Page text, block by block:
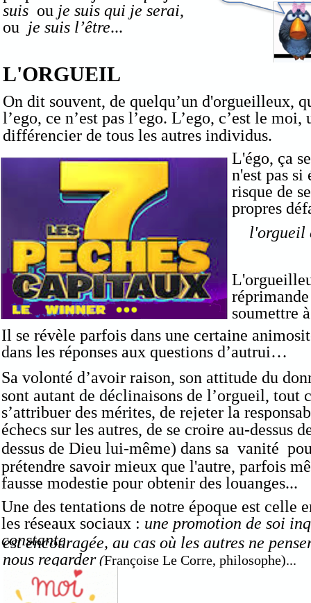
suis ou je suis qui je serai,
ou je suis l’être...
est encouragée, au cas où les autres ne
nous regarder(Françoise Le Corre, philosophe)...
L'ORGUEIL
On dit souvent, de quelqu’un d'orgueilleux,
l’ego, ce n’est pas l’ego. L’ego, c’est le
différencier de tous les autres individus.
Il se révèle parfois dans une certaine
dans les réponses aux questions d’autrui…
Sa volonté d’avoir raison, son attitude du
sont autant de déclinaisons de l’orgueil, tout
s’attribuer des mérites, de rejeter la
échecs sur les autres, de se croire au-dessus
dessus de Dieu lui-même)dans sa vanité
prétendre savoir mieux que l'autre, parfois
fausse modestie pour obtenir des louanges...
Une des tentations de notre époque est celle
les réseaux sociaux : une promotion de soi
constante
l'orgueil
L'égo, ça
n'est pas
risque de
propres
soumettre